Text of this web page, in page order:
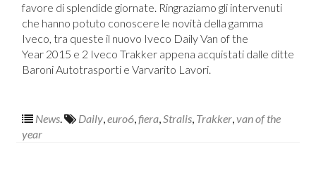
favore di splendide giornate. Ringraziamo gli intervenuti
che hanno potuto conoscere le novità della gamma
Iveco, tra queste il nuovo Iveco Daily Van of the
Year 2015 e 2 Iveco Trakker appena acquistati dalle ditte
Baroni Autotrasporti e Varvarito Lavori.
News. Daily,euro6,fiera,Stralis, Trakker,van of the
year